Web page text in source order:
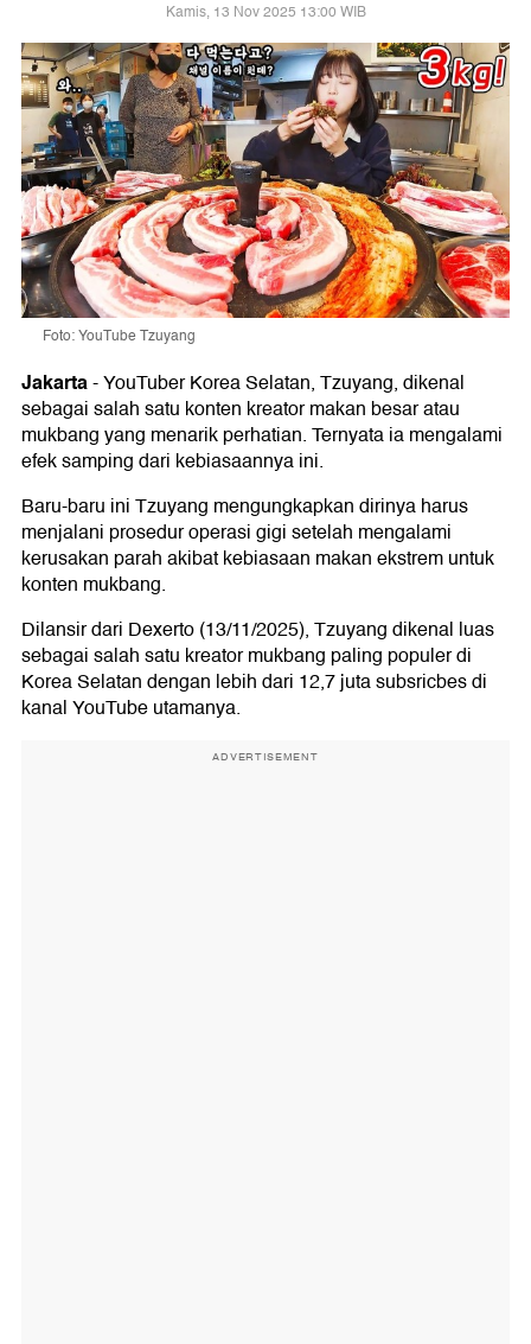
Kamis, 13 Nov 2025 13:00 WIB
Foto: YouTube Tzuyang
Jakarta-YouTuber Korea Selatan, Tzuyang, dikenal
sebagai salah satu konten kreator makan besar atau
mukbang yang menarik perhatian. Ternyata ia mengalami
efek samping dari kebiasaannya ini.
Baru-baru ini Tzuyang mengungkapkan dirinya harus
menjalani prosedur operasi gigi setelah mengalami
kerusakan parah akibat kebiasaan makan ekstrem untuk
konten mukbang.
Dilansir dari Dexerto (13/11/2025), Tzuyang dikenal luas
sebagai salah satu kreator mukbang paling populer di
Korea Selatan dengan lebih dari 12,7 juta subsricbes di
kanal YouTube utamanya.
ADVERTISEMENT